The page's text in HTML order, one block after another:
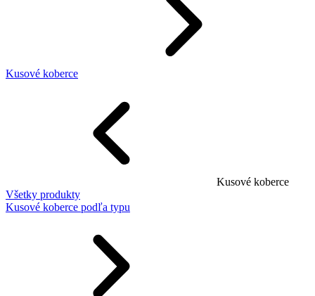
Kusové koberce
Kusové koberce
Všetky produkty
Kusové koberce podľa typu